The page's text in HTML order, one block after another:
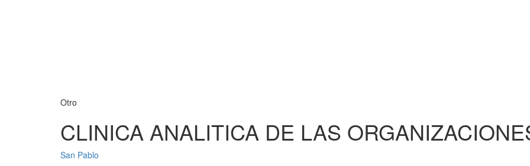
Otro
CLINICA ANALITICA DE LAS
San Pablo